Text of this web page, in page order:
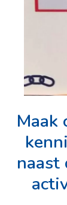
Maak
naast